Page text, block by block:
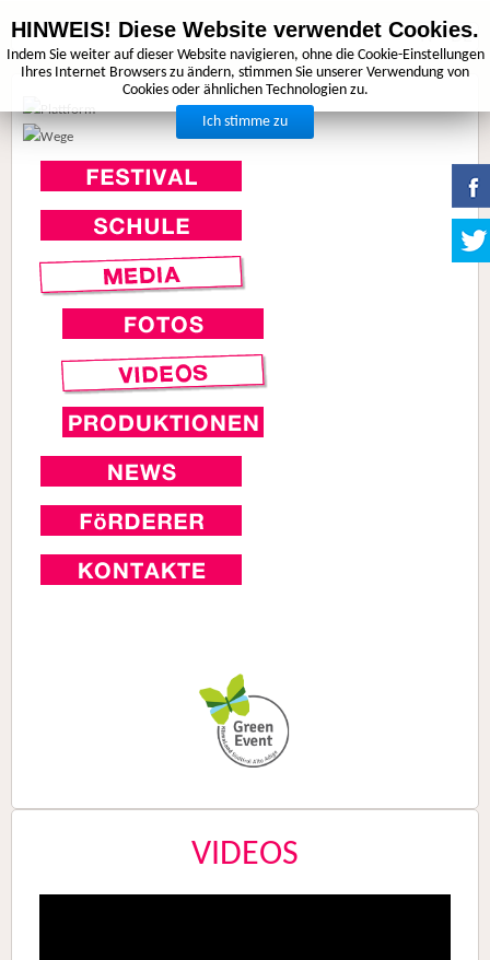
IT DE
HINWEIS! Diese Website verwendet Cookies.
Indem Sie weiter auf dieser Website navigieren, ohne die Cookie-Einstellungen
Ihres Internet Browsers zu ändern, stimmen Sie unserer Verwendung von
Cookies oder ähnlichen Technologien zu.
Ich stimme zu
VIDEOS